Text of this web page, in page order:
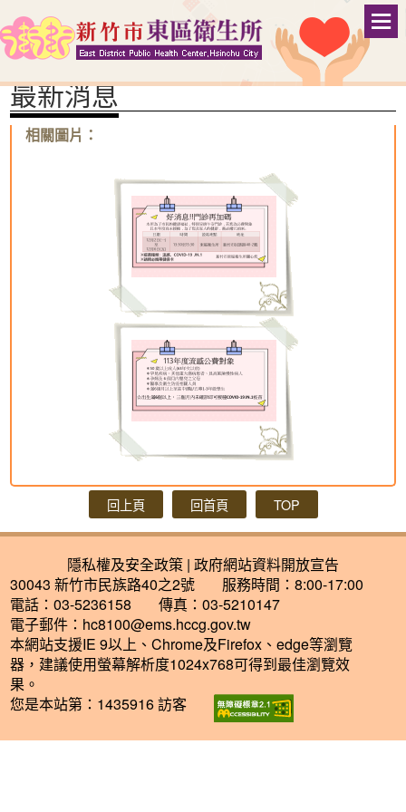
到
主
內
容
區
嬰兒安心睡：仰
:::首頁>訊息公告>最新消息
字級：
最新消息
相關圖片：
回上頁 回首頁 TOP
隱私權及安全政策 | 政府網站資料開放宣告
30043 新竹市民族路40之2號
服務時間：8:00-17:00
電話：03-5236158
傳真：03-5210147
電子郵件： hc8100@ems.hccg.gov.tw
本網站支援IE 9以上、Chrome及Firefox、edge等瀏覽
器，建議使用螢幕解析度1024x768可得到最佳瀏覽效
果。
您是本站第：1435916 訪客